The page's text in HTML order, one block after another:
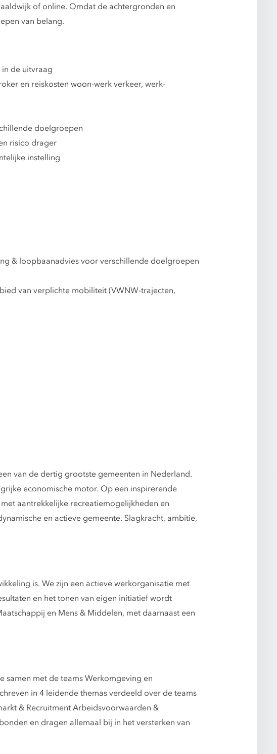
of online. Omdat de achtergronden en
van belang.
de uitvraag
en reiskosten woon-werk verkeer, werk-
doelgroepen
risico drager
instelling
& loopbaanadvies voor verschillende doelgroepen
van verplichte mobiliteit (VWNW-trajecten,
van de dertig grootste gemeenten in Nederland.
economische motor. Op een inspirerende
aantrekkelijke recreatiemogelijkheden en
en actieve gemeente. Slagkracht, ambitie,
is. We zijn een actieve werkorganisatie met
en het tonen van eigen initiatief wordt
en Mens & Middelen, met daarnaast een
samen met de teams Werkomgeving en
in 4 leidende themas verdeeld over de teams
& Recruitment Arbeidsvoorwaarden &
en dragen allemaal bij in het versterken van